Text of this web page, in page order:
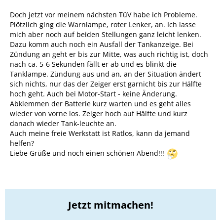
Doch jetzt vor meinem nächsten TüV habe ich Probleme.
Plötzlich ging die Warnlampe, roter Lenker, an. Ich lasse
mich aber noch auf beiden Stellungen ganz leicht lenken.
Dazu komm auch noch ein Ausfall der Tankanzeige. Bei
Zündung an geht er bis zur Mitte, was auch richtig ist, doch
nach ca. 5-6 Sekunden fällt er ab und es blinkt die
Tanklampe. Zündung aus und an, an der Situation ändert
sich nichts, nur das der Zeiger erst garnicht bis zur Hälfte
hoch geht. Auch bei Motor-Start - keine Änderung.
Abklemmen der Batterie kurz warten und es geht alles
wieder von vorne los. Zeiger hoch auf Hälfte und kurz
danach wieder Tank-leuchte an.
Auch meine freie Werkstatt ist Ratlos, kann da jemand
helfen?
Liebe Grüße und noch einen schönen Abend!!!
Jetzt mitmachen!